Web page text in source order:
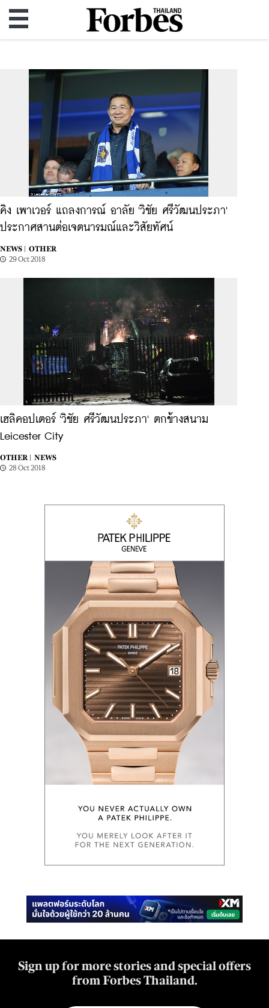
คิง เพาเวอร์ แถลงการณ์ อาลัย 'วิชัย ศรีวัฒนประภา'
ประกาศสานต่อเจตนารมณ์และวิสัยทัศน์
NEWS |
OTHER
29 Oct 2018
เฮลิคอปเตอร์ 'วิชัย ศรีวัฒนประภา' ตกข้างสนาม
Leicester City
OTHER |
NEWS
28 Oct 2018
Sign up for more stories and special offers
from Forbes Thailand.